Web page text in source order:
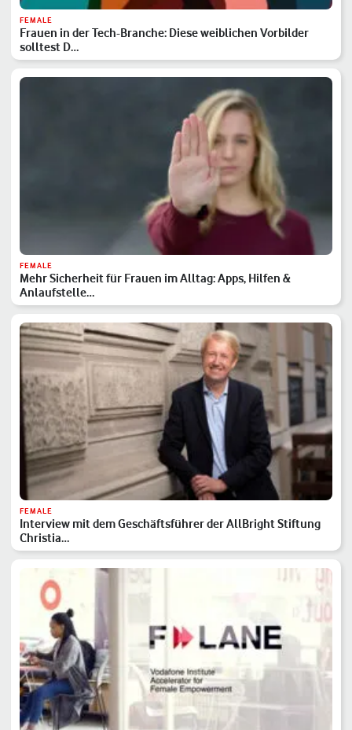
FEMALE
Frauen in der Tech-Branche: Diese weiblichen Vorbilder
solltest D…
FEMALE
Mehr Sicherheit für Frauen im Alltag: Apps, Hilfen &
Anlaufstelle…
FEMALE
Interview mit dem Geschäftsführer der AllBright Stiftung
Christia…